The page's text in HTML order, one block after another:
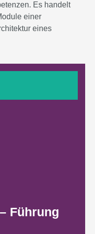
Es handelt
einer
eines
Führung